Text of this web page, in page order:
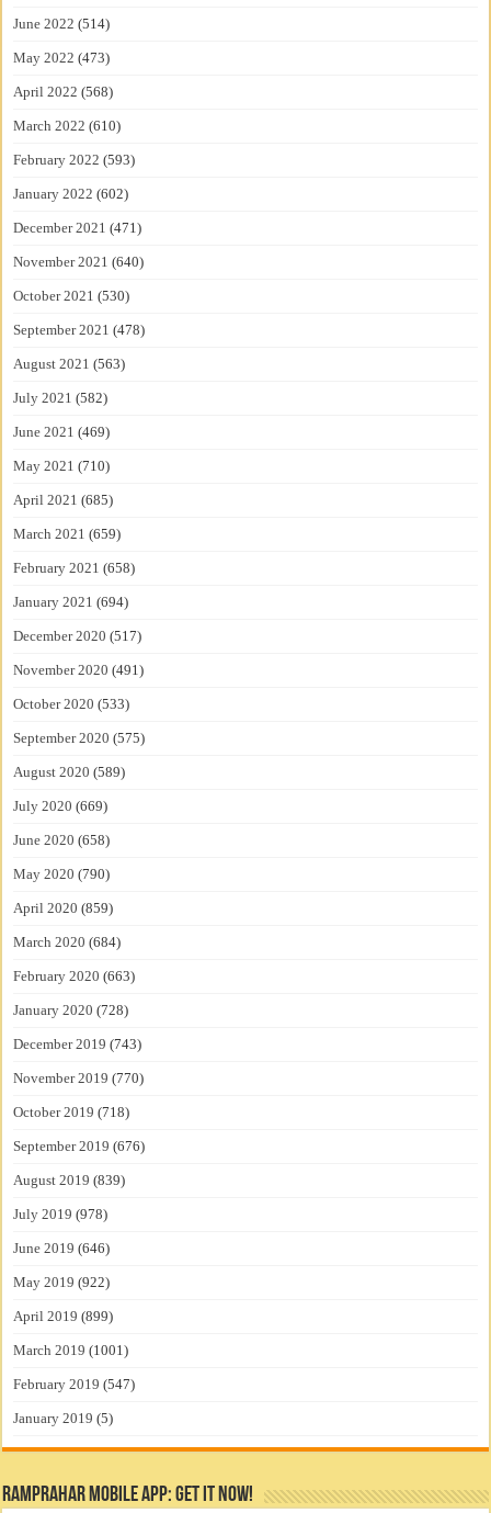
June 2022 (514)
May 2022 (473)
April 2022 (568)
March 2022 (610)
February 2022 (593)
January 2022 (602)
December 2021 (471)
November 2021 (640)
October 2021 (530)
September 2021 (478)
August 2021 (563)
July 2021 (582)
June 2021 (469)
May 2021 (710)
April 2021 (685)
March 2021 (659)
February 2021 (658)
January 2021 (694)
December 2020 (517)
November 2020 (491)
October 2020 (533)
September 2020 (575)
August 2020 (589)
July 2020 (669)
June 2020 (658)
May 2020 (790)
April 2020 (859)
March 2020 (684)
February 2020 (663)
January 2020 (728)
December 2019 (743)
November 2019 (770)
October 2019 (718)
September 2019 (676)
August 2019 (839)
July 2019 (978)
June 2019 (646)
May 2019 (922)
April 2019 (899)
March 2019 (1001)
February 2019 (547)
January 2019 (5)
RamPrahar Mobile App: Get it Now!